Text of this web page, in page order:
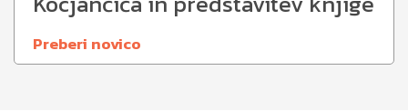
Preberi novico